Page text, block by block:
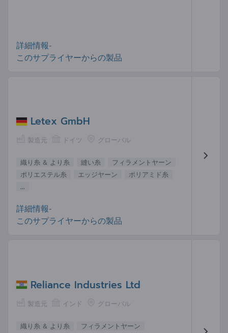
詳細情報-
このサプライヤーからの製品
Letex GmbH
製造元 ドイツ グローバル
織り糸 ＆ より糸 縫い糸
フィラメントヤーン
ポリエステル糸
エッジヤーン
ポリアミド糸
...
詳細情報-
このサプライヤーからの製品
Reliance Industries Ltd
製造元 インド グローバル
織り糸 ＆ より糸
フィラメントヤーン